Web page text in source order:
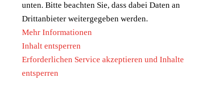
unten. Bitte beachten Sie, dass dabei Daten an
Drittanbieter weitergegeben werden.
Mehr Informationen
Inhalt entsperren
Erforderlichen Service akzeptieren und Inhalte
entsperren